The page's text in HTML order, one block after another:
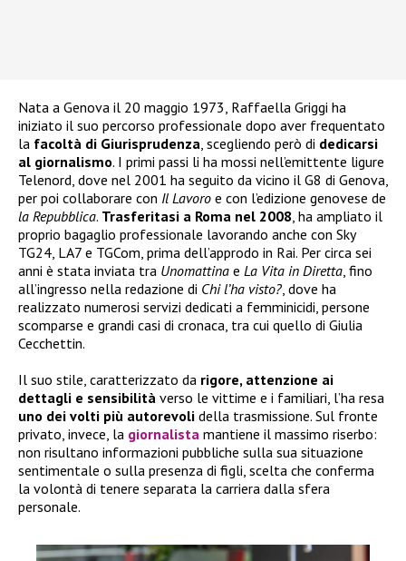
Nata a Genova il 20 maggio 1973, Raffaella Griggi ha
iniziato il suo percorso professionale dopo aver frequentato
la facoltà di Giurisprudenza , scegliendo però di dedicarsi
al giornalismo. I primi passi li ha mossi nell’emittente ligure
Telenord, dove nel 2001 ha seguito da vicino il G8 di Genova,
per poi collaborare con Il Lavoro e con l’edizione genovese de
la Repubblica. Trasferitasi a Roma nel 2008 , ha ampliato il
proprio bagaglio professionale lavorando anche con Sky
TG24, LA7 e TGCom, prima dell’approdo in Rai. Per circa sei
anni è stata inviata tra Unomattina e La Vita in Diretta , fino
all’ingresso nella redazione di Chi l’ha visto? , dove ha
realizzato numerosi servizi dedicati a femminicidi, persone
scomparse e grandi casi di cronaca, tra cui quello di Giulia
Cecchettin.
Il suo stile, caratterizzato da rigore, attenzione ai
dettagli e sensibilità verso le vittime e i familiari, l’ha resa
uno dei volti più autorevoli della trasmissione. Sul fronte
privato, invece, la giornalista mantiene il massimo riserbo:
non risultano informazioni pubbliche sulla sua situazione
sentimentale o sulla presenza di figli, scelta che conferma
la volontà di tenere separata la carriera dalla sfera
personale.